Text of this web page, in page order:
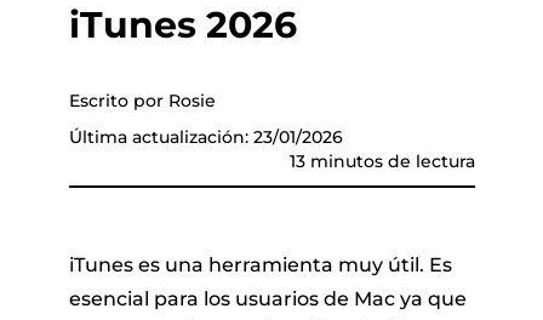
Herramientas en línea
Música de Apple para MP3
Cómo
Registrarse
iTunes 2026
Escrito por Rosie
Última actualización: 23/01/2026
13 minutos de lectura
iTunes es una herramienta muy útil. Es
esencial para los usuarios de Mac ya que